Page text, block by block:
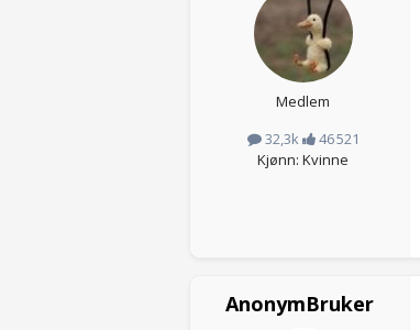
Medlem
32,3k
46 521
Kjønn: Kvinne
AnonymBruker